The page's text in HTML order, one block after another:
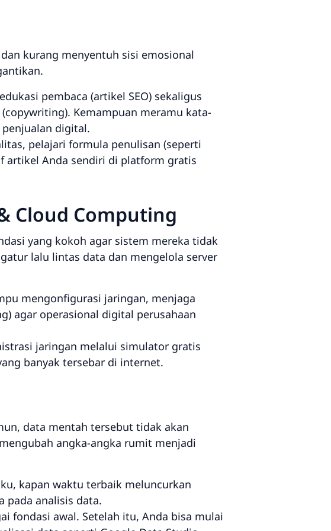
kurang menyentuh sisi emosional
pembaca (artikel SEO) sekaligus
copywriting). Kemampuan meramu kata-
digital.
pelajari formula penulisan (seperti
artikel Anda sendiri di platform gratis
Cloud Computing
yang kokoh agar sistem mereka tidak
lalu lintas data dan mengelola server
mengonfigurasi jaringan, menjaga
) agar operasional digital perusahaan
jaringan melalui simulator gratis
banyak tersebar di internet.
data mentah tersebut tidak akan
angka-angka rumit menjadi
kapan waktu terbaik meluncurkan
pada analisis data.
fondasi awal. Setelah itu, Anda bisa mulai